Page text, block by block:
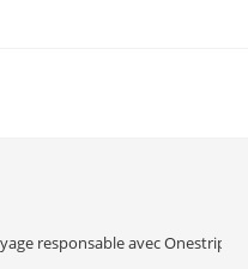
responsable avec Onestrip